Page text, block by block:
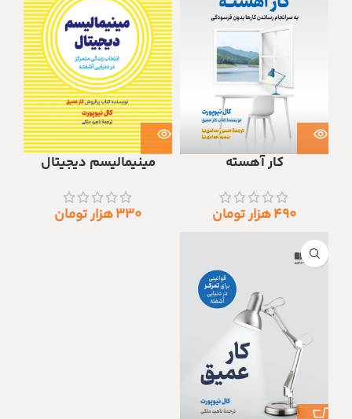
کار آهسته
۴۹۰هزار تومان
مینیمالیسم دیجیتال
۳۳۰هزار تومان